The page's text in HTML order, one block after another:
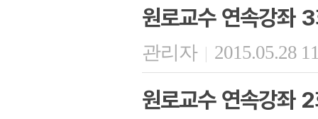
원로교수 연속강좌
관리자 | 2015.05.28
원로교수 연속강좌